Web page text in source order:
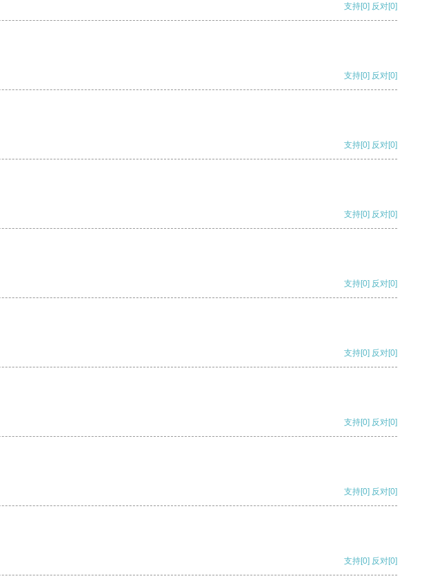
支持[0] 反对[0]
支持[0] 反对[0]
支持[0] 反对[0]
支持[0] 反对[0]
支持[0] 反对[0]
支持[0] 反对[0]
支持[0] 反对[0]
支持[0] 反对[0]
支持[0] 反对[0]